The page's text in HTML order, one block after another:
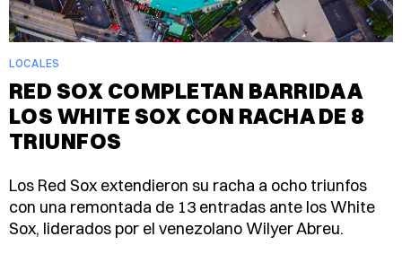
LOCALES
RED SOX COMPLETAN BARRIDA A
LOS WHITE SOX CON RACHA DE 8
TRIUNFOS
Los Red Sox extendieron su racha a ocho triunfos
con una remontada de 13 entradas ante los White
Sox, liderados por el venezolano Wilyer Abreu.